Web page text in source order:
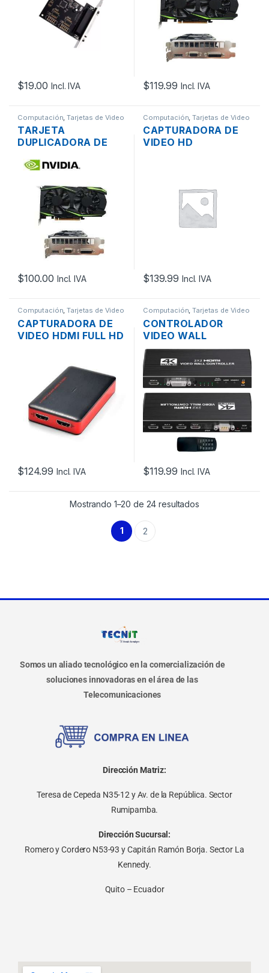
$19.00 Incl. IVA $119.99 Incl. IVA
Computación ,Tarjetas de Video
TARJETA
DUPLICADORA DE
PCI-E X16 A 3.0 DE 3
DVI-I, VGA
$100.00 Incl. IVA
Computación ,Tarjetas de Video
CAPTURADORA DE
VIDEO HD
CABLE HDMI +
CABLE USB 3.0
$139.99 Incl. IVA
Computación ,Tarjetas de Video
CAPTURADORA DE
VIDEO HDMI FULL HD
$124.99 Incl. IVA
Computación ,Tarjetas de Video
CONTROLADOR
VIDEO WALL
HDMI/DVI 4K, AUDIO
SPDIF, 2X2 1X2 1X3
1X4 2X1 3×1 4X1 +
RS232 + CONTROL
REMOTO
$119.99 Incl. IVA
Mostrando 1–20 de 24 resultados
1 2
Somos un aliado tecnológico en la comercialización de
soluciones innovadoras en el área de las
Telecomunicaciones
Dirección Matriz:
Teresa de Cepeda N35-12 y Av. de la República. Sector
Rumipamba.
Dirección Sucursal:
Romero y Cordero N53-93 y Capitán Ramón Borja. Sector La
Kennedy.
Quito – Ecuador